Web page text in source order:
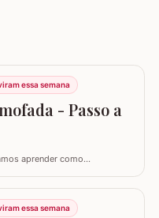
essa semana
- Passo a
aprender como
almofada de 40 x 40 e
você consegue adaptar para
o fio Barroco Maxcolor da
essa semana